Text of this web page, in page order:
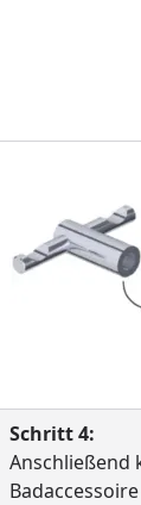
Schritt 4:
Anschließend